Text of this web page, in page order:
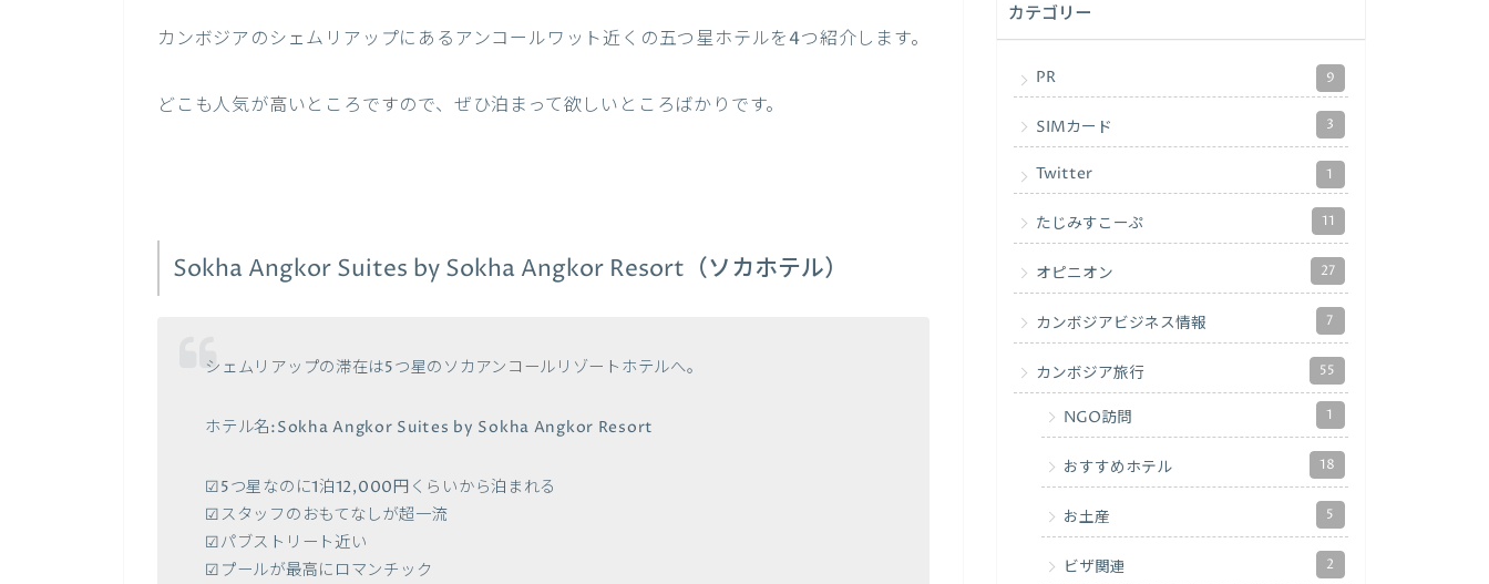
カンボジアのシェムリアップにあるアンコールワット近くの五つ星ホテルを4つ紹介します。
どこも人気が高いところですので、ぜひ泊まって欲しいところばかりです。
Sokha Angkor Suites by Sokha Angkor Resort（ソカホテル）
シェムリアップの滞在は5つ星のソカアンコールリゾートホテルへ。
ホテル名:Sokha Angkor Suites by Sokha Angkor Resort
☑5つ星なのに1泊12,000円くらいから泊まれる
☑スタッフのおもてなしが超一流
☑パブストリート近い
☑プールが最高にロマンチック
カテゴリー
PR 9
SIMカード 3
Twitter 1
たじみすこーぷ 11
オピニオン 27
カンボジアビジネス情報 7
カンボジア旅行 55
NGO訪問 1
おすすめホテル 18
お土産 5
ビザ関連 2